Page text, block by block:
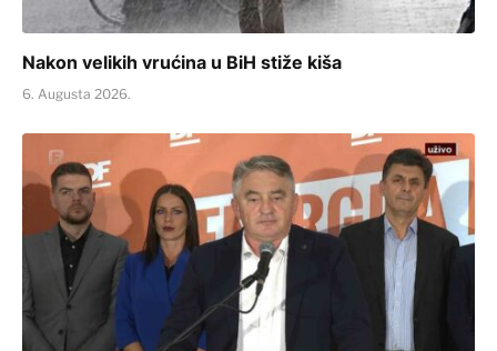
Nakon velikih vrućina u BiH stiže kiša
6. Augusta 2026.